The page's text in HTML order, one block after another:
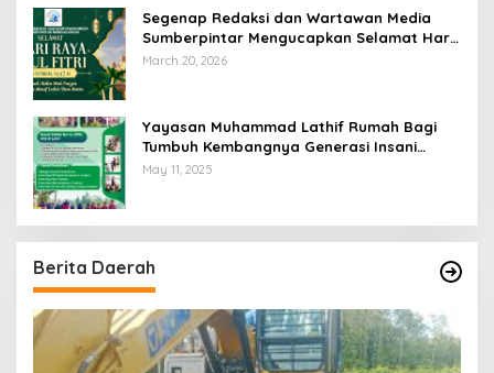
Segenap Redaksi dan Wartawan Media
Sumberpintar Mengucapkan Selamat Hari
Raya Idul Fitri 1447 Hijriyah / 2026 M
March 20, 2026
Yayasan Muhammad Lathif Rumah Bagi
Tumbuh Kembangnya Generasi Insani
Cerdas dan Berkarakter
May 11, 2025
Berita Daerah